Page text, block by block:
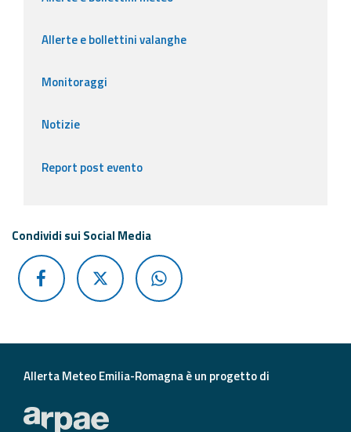
Allerte e bollettini valanghe
Monitoraggi
Notizie
Report post evento
Condividi sui Social Media
Allerta Meteo Emilia-Romagna è un progetto di